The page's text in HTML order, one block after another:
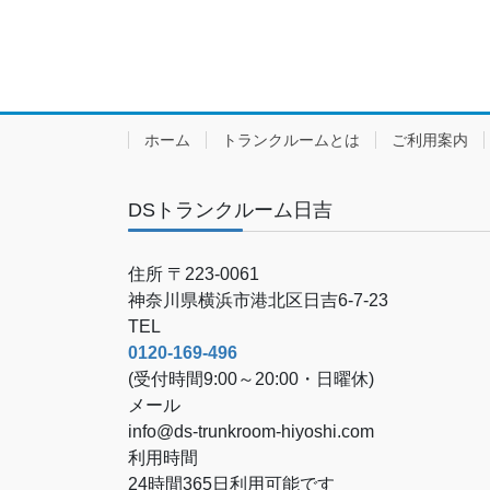
ホーム トランクルームとは ご利用案内
DSトランクルーム日吉
住所 〒223-0061
神奈川県横浜市港北区日吉6-7-23
TEL
0120-169-496
(受付時間9:00～20:00・日曜休)
メール
info@ds-trunkroom-hiyoshi.com
利用時間
24時間365日利用可能です